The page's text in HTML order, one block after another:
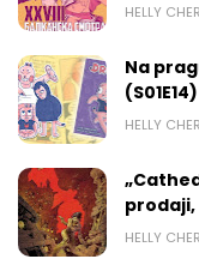
HELLY
Na
(S01E14)
HELLY
HELLY